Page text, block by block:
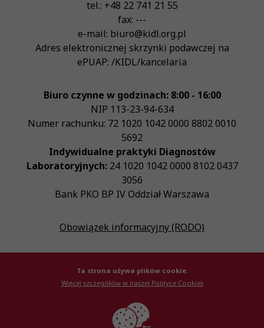
tel.: +48 22 741 21 55
fax: ---
e-mail: biuro@kidl.org.pl
Adres elektronicznej skrzynki podawczej na
ePUAP: /KIDL/kancelaria
Biuro czynne w godzinach: 8:00 - 16:00
NIP 113-23-94-634
Numer rachunku: 72 1020 1042 0000 8802 0010
5692
Indywidualne praktyki Diagnostów
Laboratoryjnych:24 1020 1042 0000 8102 0437
3056
Bank PKO BP IV Oddział Warszawa
Obowiązek informacyjny (RODO)
© Krajowa Izba Diagnostów Laboratoryjnych 2026
Ta strona używa plików cookie.
Więcej szczegółów w naszej Polityce Cookies